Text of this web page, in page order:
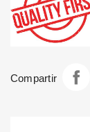
Compartir